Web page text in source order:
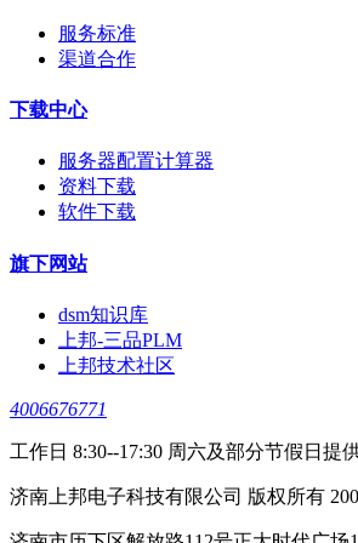
服务标准
渠道合作
下载中心
服务器配置计算器
资料下载
软件下载
旗下网站
dsm知识库
上邦-三品PLM
上邦技术社区
4006676771
工作日 8:30--17:30 周六及部分节假日提
济南上邦电子科技有限公司 版权所有